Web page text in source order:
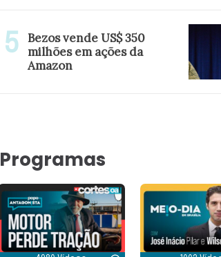
Bezos vende US$ 350
milhões em ações da
Amazon
Programas